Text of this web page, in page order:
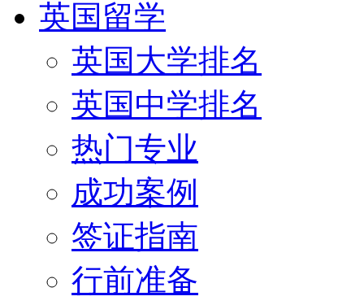
英国留学
英国大学排名
英国中学排名
热门专业
成功案例
签证指南
行前准备